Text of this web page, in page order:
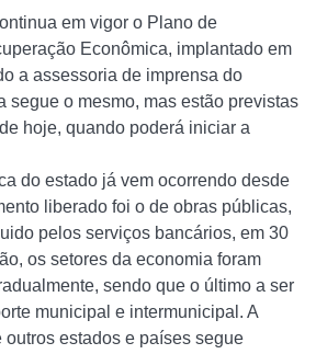
em vigor o Plano de
Econômica, implantado em
a assessoria de imprensa do
segue o mesmo, mas estão previstas
hoje, quando poderá iniciar a
do estado já vem ocorrendo desde
liberado foi o de obras públicas,
pelos serviços bancários, em 30
os setores da economia foram
sendo que o último a ser
municipal e intermunicipal. A
estados e países segue